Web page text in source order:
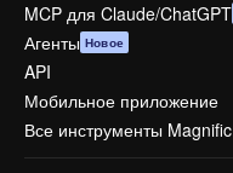
MCP для Claude/ChatGPT
Агенты Новое
API
Мобильное приложение
Все инструменты Magnific